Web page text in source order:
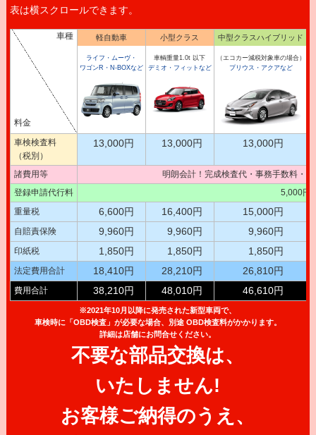
表は横スクロールできます。
車種
料金
軽自動車
ライフ・ムーヴ・
ワゴンR・N-BOXなど
小型クラス
車輌重量1.0t 以下
デミオ・フィットなど
中型クラスハイブリッド
（エコカー減税対象車の場合）
プリウス・アクアなど
車検検査料
（税別）
13,000円 13,000円 13,000円
諸費用等
明朗会計！完成検査代・事務手数料・
登録申請代行料
5,000円
重量税
6,600円 16,400円 15,000円
自賠責保険 9,960円 9,960円 9,960円
印紙税 1,850円 1,850円 1,850円
法定費用合計 18,410円 28,210円 26,810円
費用合計 38,210円 48,010円 46,610円
※2021年10月以降に発売された新型車両で、
車検時に「OBD検査」が必要な場合、別途 OBD検査料がかかります。
詳細は店舗にお問合せください。
不要な部品交換は、
いたしません!
お客様ご納得のうえ、